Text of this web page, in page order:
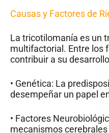
Causas y Factores de
La tricotilomanía es un
multifactorial. Entre los
contribuir a su
• Genética: La
desempeñar un papel
• Factores
mecanismos